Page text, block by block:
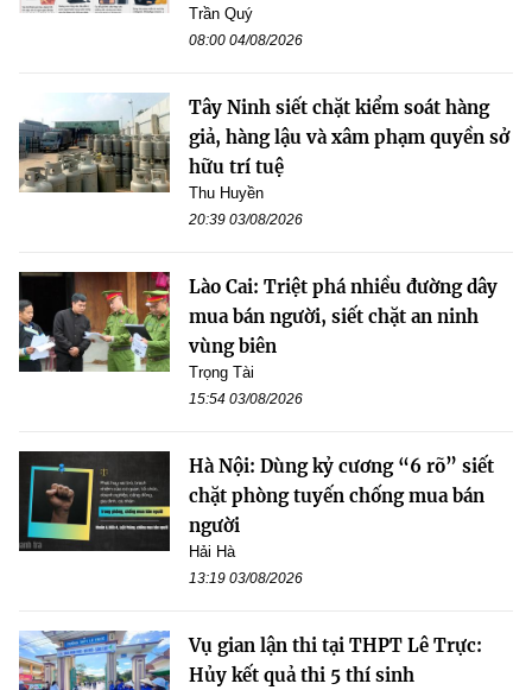
Trần Quý
08:00 04/08/2026
Tây Ninh siết chặt kiểm soát hàng
giả, hàng lậu và xâm phạm quyền sở
hữu trí tuệ
Thu Huyền
20:39 03/08/2026
Lào Cai: Triệt phá nhiều đường dây
mua bán người, siết chặt an ninh
vùng biên
Trọng Tài
15:54 03/08/2026
Hà Nội: Dùng kỷ cương “6 rõ” siết
chặt phòng tuyến chống mua bán
người
Hải Hà
13:19 03/08/2026
Vụ gian lận thi tại THPT Lê Trực:
Hủy kết quả thi 5 thí sinh